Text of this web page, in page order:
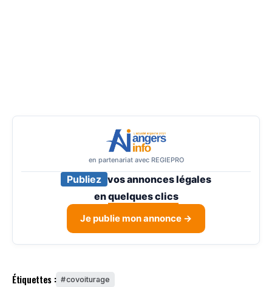
en partenariat avec REGIEPRO
Publiez vos annonces légales
enquelques clics
Je publie mon annonce →
Étiquettes : covoiturage